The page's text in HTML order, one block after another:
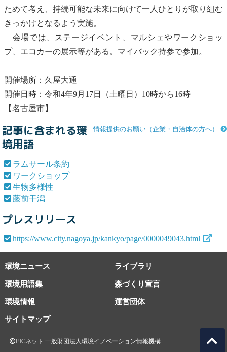
ためて考え、持続可能な未来に向けて一人ひとりが取り組む
きっかけとなるよう実施。
会場では、ステージイベント、マルシェやワークショッ
プ、エコカーの展示等がある。マイバック持参で参加。
開催場所：久屋大通
開催日時：令和4年9月17日（土曜日）10時から16時
【名古屋市】
情報提供のお願い（企業・自治体の方へ）
記事に含まれる環
境用語
ラムサール条約
ワークショップ
生物多様性
藤前干潟
プレスリリース
https://www.city.nagoya.jp/kankyo/page/0000049043.html
環境ニュース ライブラリ
環境用語集 森づくり宣言
環境情報
サイトマップ
運営団体
EICネット 一般財団法人環境イノベーション情報機構